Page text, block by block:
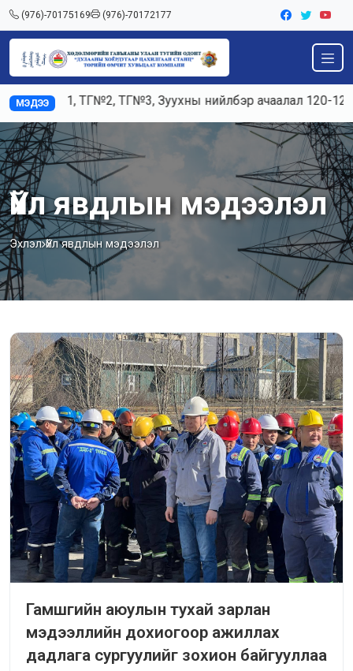
(976)-70175169 (976)-70172177
МЭДЭЭ
ТГ№2, ТГ№3, Зуухны нийлбэр ачаалал 120-125тн/ц,
Үйл явдлын мэдээлэл
Эхлэл Үйл явдлын мэдээлэл
Гамшгийн аюулын тухай зарлан
мэдээллийн дохиогоор ажиллах
дадлага сургуулийг зохион байгууллаа